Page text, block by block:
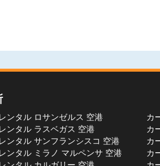
ンタル ロサンゼルス 空港
ンタル ラスベガス 空港
ンタル サンフランシスコ 空港
ンタル ミラノ マルペンサ 空港
カ
カ
カ
カ